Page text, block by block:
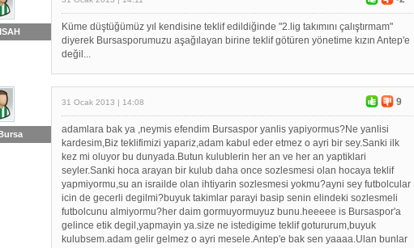
Küme düştüğümüz yıl kendisine teklif edildiğinde "2.lig takımını çalıştırmam"
diyerek Bursasporumuzu aşağılayan birine teklif götüren yönetime kızın Antep'e
değil...
31 Ocak 2013 | 14:08 9
adamlara bak ya ,neymis efendim Bursaspor yanlis yapiyormus?Ne yanlisi
kardesim,Biz teklifimizi yapariz,adam kabul eder etmez o ayri bir sey.Sanki ilk
kez mi oluyor bu dunyada.Butun kulublerin her an ve her an yaptiklari
seyler.Sanki hoca arayan bir kulub daha once sozlesmesi olan hocaya teklif
yapmiyormu,su an israilde olan ihtiyarin sozlesmesi yokmu?ayni sey futbolcular
icin de gecerli degilmi?buyuk takimlar parayi basip senin elindeki sozlesmeli
futbolcunu almiyormu?her daim gormuyormuyuz bunu.heeeee is Bursaspor'a
gelince etik degil,yapmayin ya.size ne istedigime teklif gotururum,buyuk
kulubsem.adam gelir gelmez o ayri mesele.Antep'e bak sen yaaaa.Ulan bunlar